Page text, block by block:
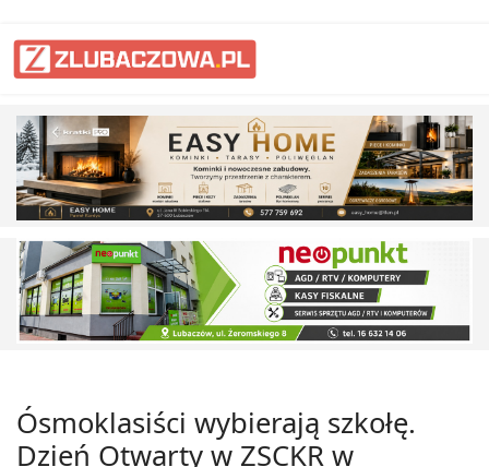
Ósmoklasiści wybierają szkołę.
Dzień Otwarty w ZSCKR w